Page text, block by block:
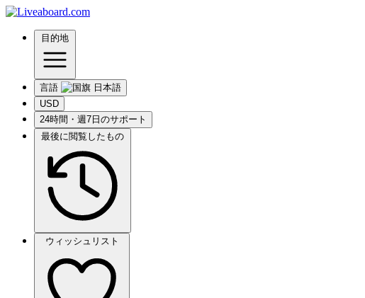
目的地
言語
USD
24時間・週7日のサポート
最後に閲覧したもの
ウィッシュリスト